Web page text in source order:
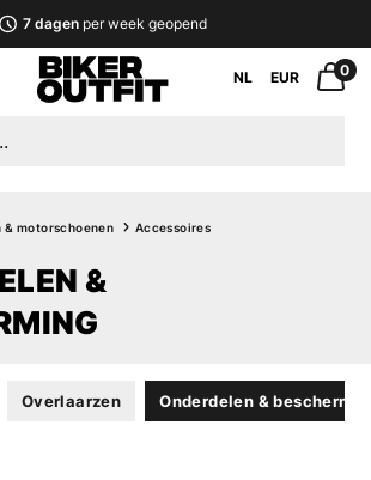
7 dagenper week geopend
NL EUR 0
motorschoenen Accessoires
&
Overlaarzen Onderdelen &